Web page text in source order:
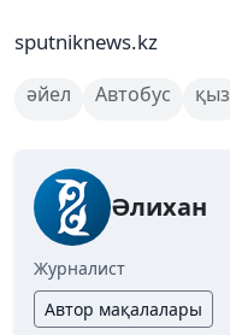
sputniknews.kz
әйел Автобус қыз
Әлихан
Журналист
Автор мақалалары